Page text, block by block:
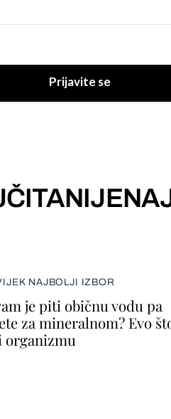
Prijavite se
NAJBOLJI IZBOR
je piti običnu vodu pa
za mineralnom? Evo
organizmu